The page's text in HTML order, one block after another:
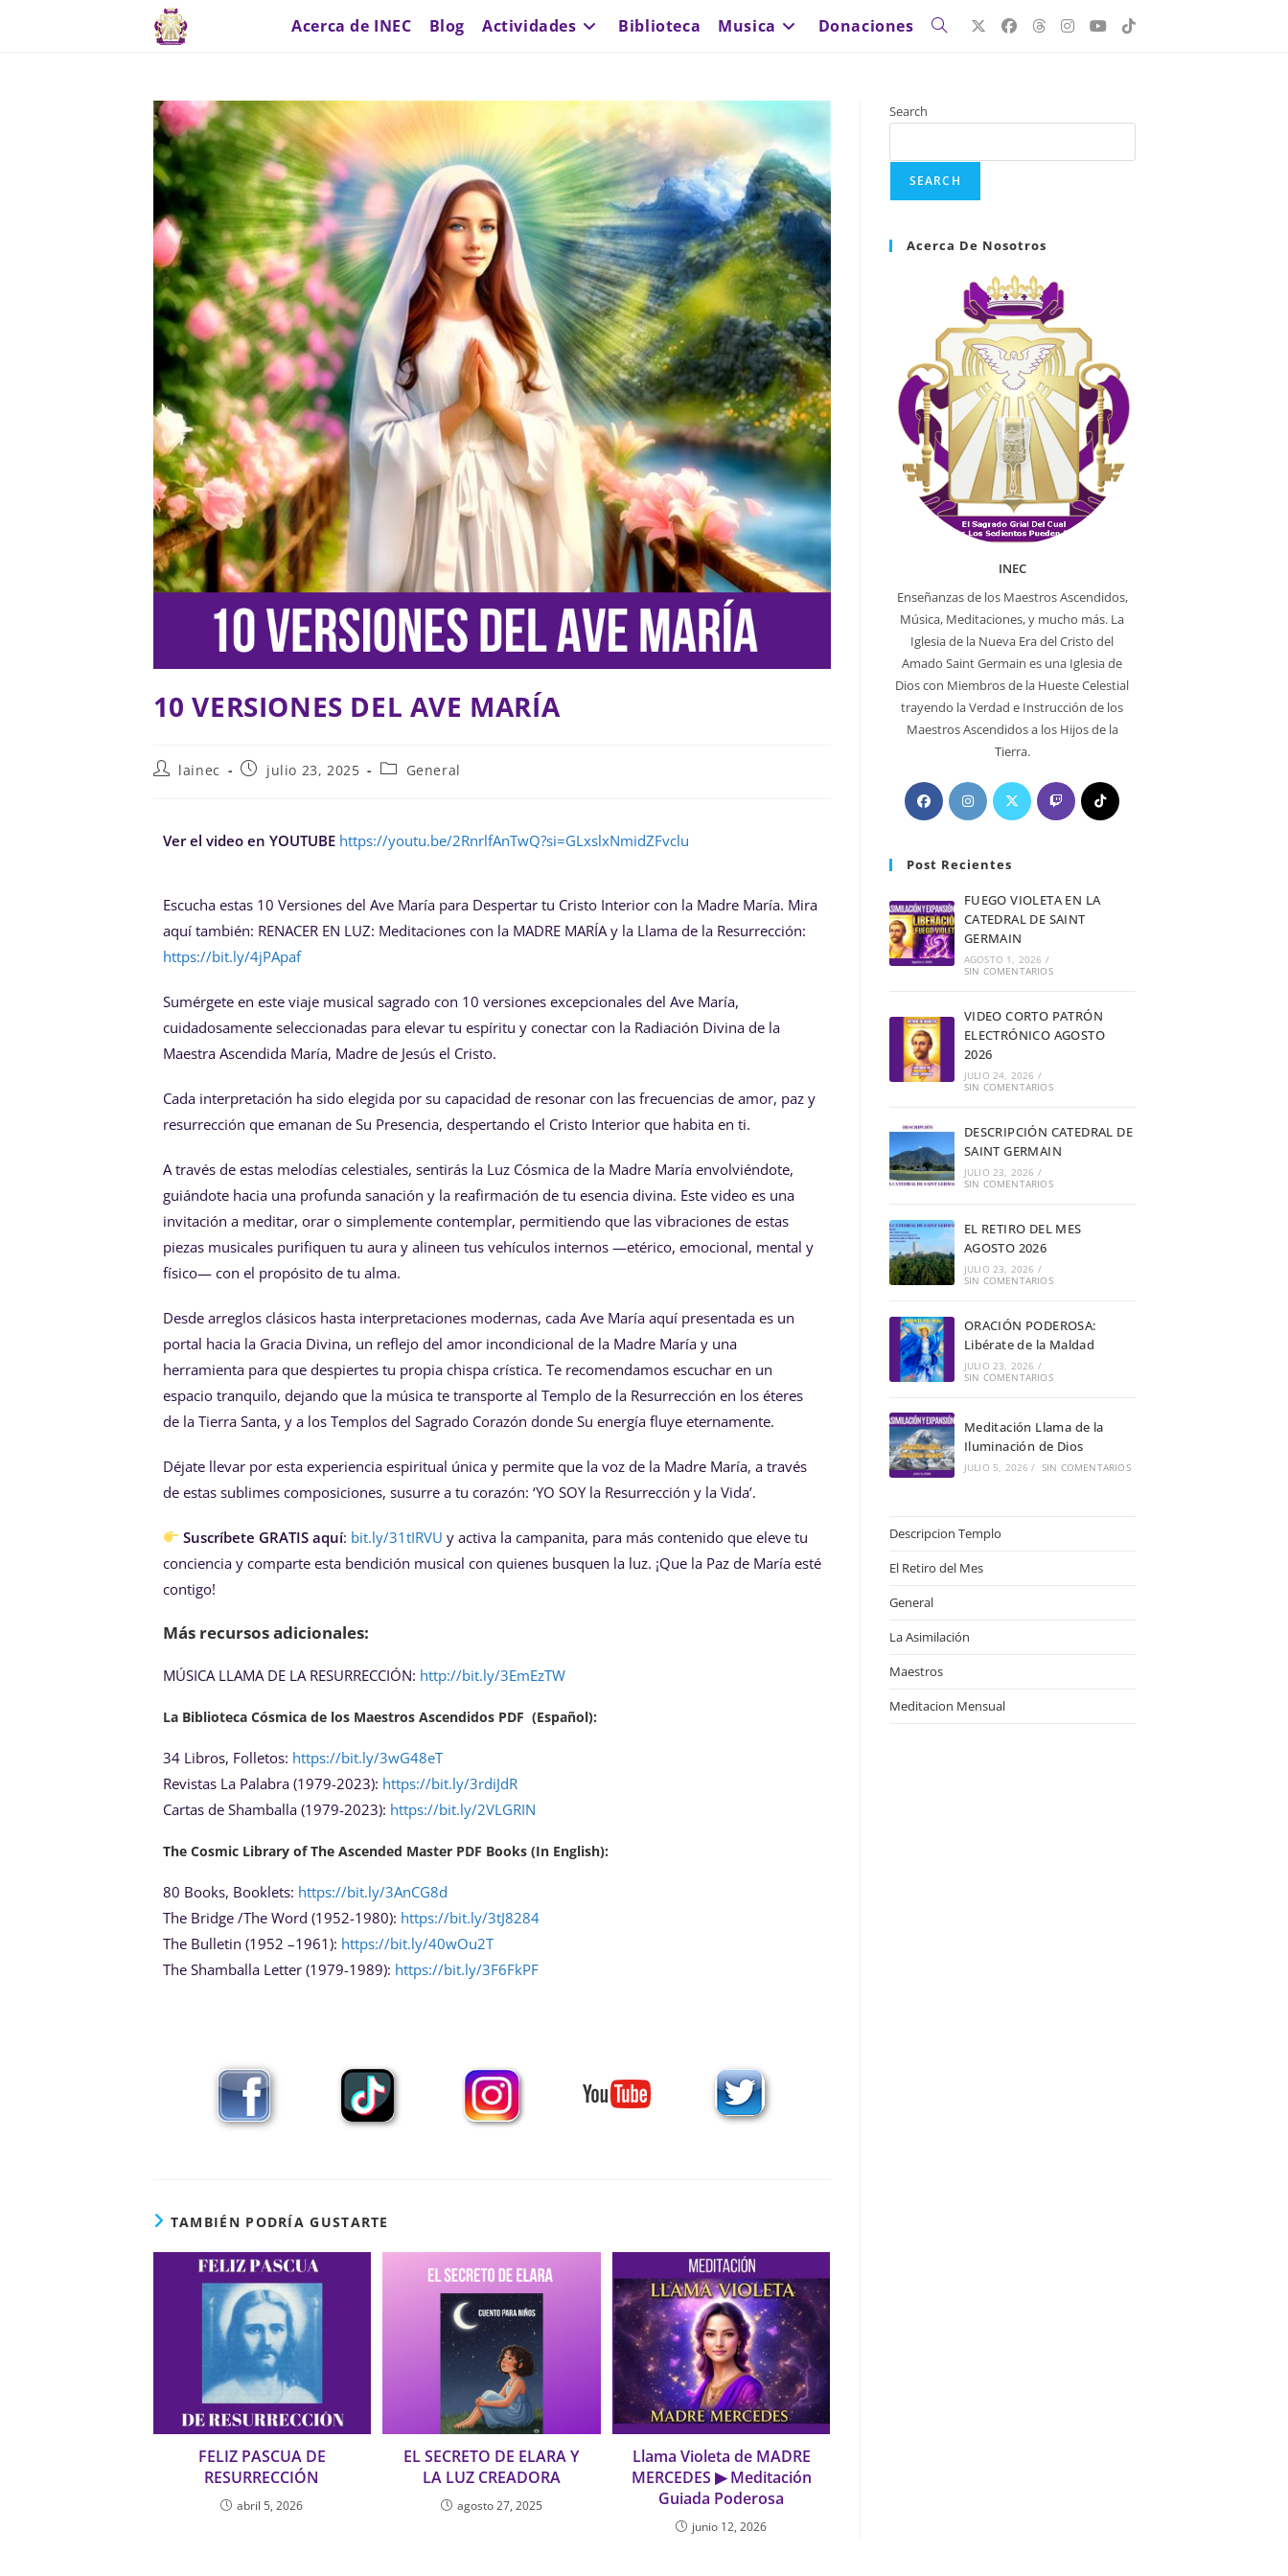
Acerca de INEC Blog Actividades Biblioteca Musica Donaciones
10 VERSIONES DEL AVE MARÍA
lainec julio 23, 2025 General
Ver el video en YOUTUBE https://youtu.be/2RnrlfAnTwQ?si=GLxslxNmidZFvclu
Escucha estas 10 Versiones del Ave María para Despertar tu Cristo Interior con la Madre María. Mira
aquí también: RENACER EN LUZ: Meditaciones con la MADRE MARÍA y la Llama de la Resurrección:
https://bit.ly/4jPApaf
Sumérgete en este viaje musical sagrado con 10 versiones excepcionales del Ave María,
cuidadosamente seleccionadas para elevar tu espíritu y conectar con la Radiación Divina de la
Maestra Ascendida María, Madre de Jesús el Cristo.
Cada interpretación ha sido elegida por su capacidad de resonar con las frecuencias de amor, paz y
resurrección que emanan de Su Presencia, despertando el Cristo Interior que habita en ti.
A través de estas melodías celestiales, sentirás la Luz Cósmica de la Madre María envolviéndote,
guiándote hacia una profunda sanación y la reafirmación de tu esencia divina. Este video es una
invitación a meditar, orar o simplemente contemplar, permitiendo que las vibraciones de estas
piezas musicales purifiquen tu aura y alineen tus vehículos internos —etérico, emocional, mental y
físico— con el propósito de tu alma.
Desde arreglos clásicos hasta interpretaciones modernas, cada Ave María aquí presentada es un
portal hacia la Gracia Divina, un reflejo del amor incondicional de la Madre María y una
herramienta para que despiertes tu propia chispa crística. Te recomendamos escuchar en un
espacio tranquilo, dejando que la música te transporte al Templo de la Resurrección en los éteres
de la Tierra Santa, y a los Templos del Sagrado Corazón donde Su energía fluye eternamente.
Déjate llevar por esta experiencia espiritual única y permite que la voz de la Madre María, a través
de estas sublimes composiciones, susurre a tu corazón: ‘YO SOY la Resurrección y la Vida’.
Suscríbete GRATIS aquí: bit.ly/31tIRVU y activa la campanita, para más contenido que eleve tu
conciencia y comparte esta bendición musical con quienes busquen la luz. ¡Que la Paz de María esté
contigo!
Más recursos adicionales:
MÚSICA LLAMA DE LA RESURRECCIÓN: http://bit.ly/3EmEzTW
La Biblioteca Cósmica de los Maestros Ascendidos PDF (Español):
34 Libros, Folletos: https://bit.ly/3wG48eT
Revistas La Palabra (1979-2023): https://bit.ly/3rdiJdR
Cartas de Shamballa (1979-2023): https://bit.ly/2VLGRIN
The Cosmic Library of The Ascended Master PDF Books (In English):
80 Books, Booklets: https://bit.ly/3AnCG8d
The Bridge /The Word (1952-1980): https://bit.ly/3tJ8284
The Bulletin (1952 –1961): https://bit.ly/40wOu2T
The Shamballa Letter (1979-1989): https://bit.ly/3F6FkPF
TAMBIÉN PODRÍA GUSTARTE
FELIZ PASCUA DE
RESURRECCIÓN
abril 5, 2026
EL SECRETO DE ELARA Y
LA LUZ CREADORA
agosto 27, 2025
Llama Violeta de MADRE
MERCEDES ▶ Meditación
Guiada Poderosa
junio 12, 2026
Search
SEARCH
Acerca De Nosotros
INEC
Enseñanzas de los Maestros Ascendidos,
Música, Meditaciones, y mucho más. La
Iglesia de la Nueva Era del Cristo del
Amado Saint Germain es una Iglesia de
Dios con Miembros de la Hueste Celestial
trayendo la Verdad e Instrucción de los
Maestros Ascendidos a los Hijos de la
Tierra.
Post Recientes
FUEGO VIOLETA EN LA
CATEDRAL DE SAINT
GERMAIN
AGOSTO 1, 2026 /
SIN COMENTARIOS
VIDEO CORTO PATRÓN
ELECTRÓNICO AGOSTO
2026
JULIO 24, 2026 /
SIN COMENTARIOS
DESCRIPCIÓN CATEDRAL DE
SAINT GERMAIN
JULIO 23, 2026 /
SIN COMENTARIOS
EL RETIRO DEL MES
AGOSTO 2026
JULIO 23, 2026 /
SIN COMENTARIOS
ORACIÓN PODEROSA:
Libérate de la Maldad
JULIO 23, 2026 /
SIN COMENTARIOS
Meditación Llama de la
Iluminación de Dios
JULIO 5, 2026 / SIN COMENTARIOS
Descripcion Templo
El Retiro del Mes
General
La Asimilación
Maestros
Meditacion Mensual